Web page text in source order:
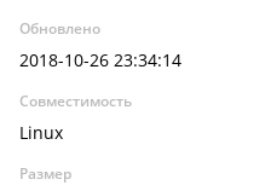
Обновлено
2018-10-26 23:34:14
Совместимость
Linux
Размер